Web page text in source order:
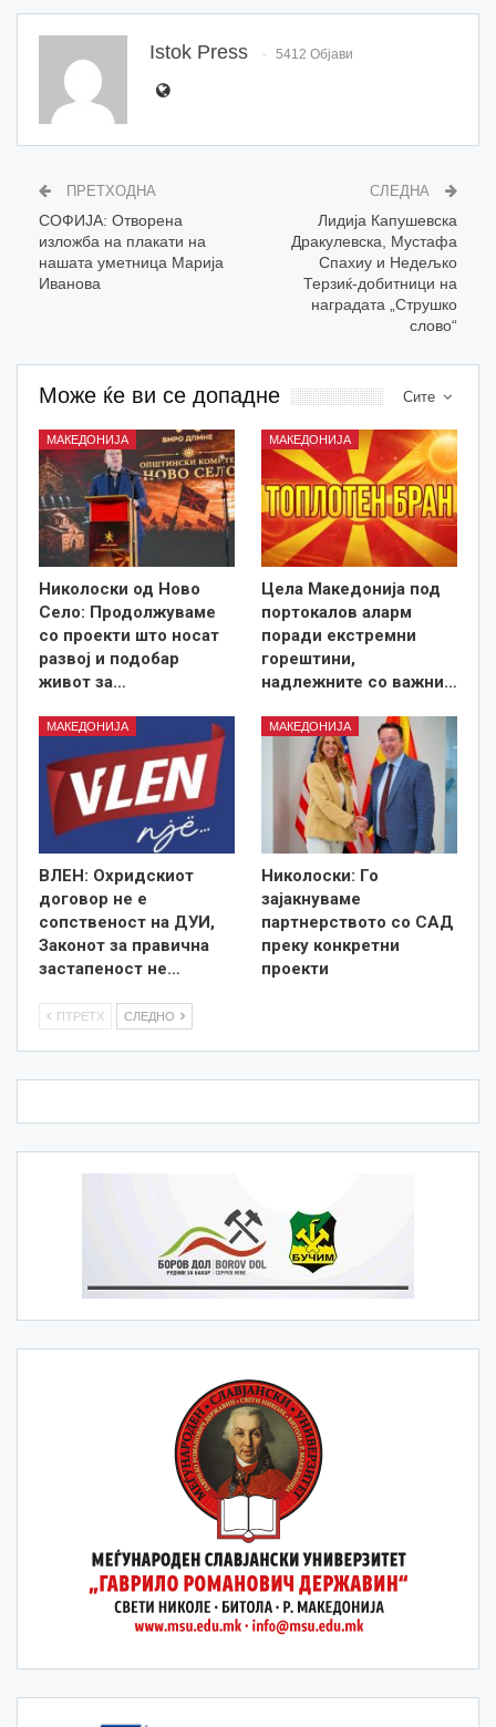
Istok Press 5412 Објави
ПРЕТХОДНА
СОФИЈА: Отворена
изложба на плакати на
нашата уметница Марија
Иванова
СЛЕДНА
Лидија Капушевска
Дракулевска, Мустафа
Спахиу и Недељко
Терзиќ-добитници на
наградата „Струшко
слово“
Сите
Може ќе ви се допадне
МАКЕДОНИЈА
Николоски од Ново
Село: Продолжуваме
со проекти што носат
развој и подобар
живот за…
МАКЕДОНИЈА
Цела Македонија под
портокалов аларм
поради екстремни
горештини,
надлежните со важни…
МАКЕДОНИЈА
ВЛЕН: Охридскиот
договор не е
сопственост на ДУИ,
Законот за правична
застапеност не…
МАКЕДОНИЈА
Николоски: Го
зајакнуваме
партнерството со САД
преку конкретни
проекти
ПТРЕТХ СЛЕДНО